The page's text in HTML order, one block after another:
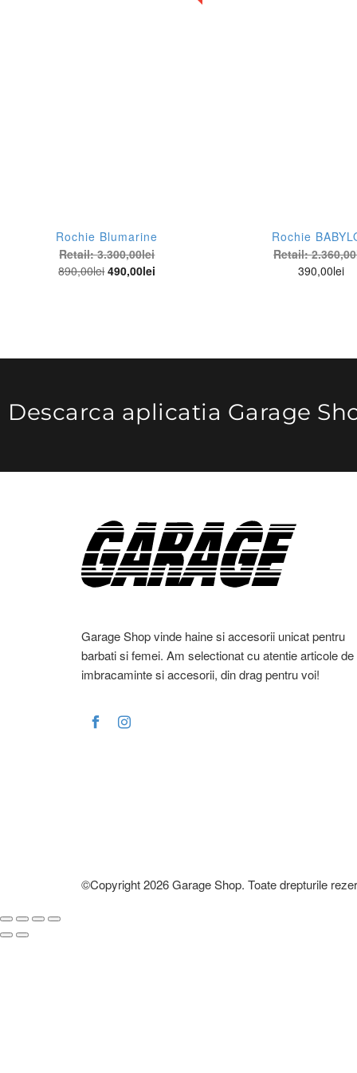
Rochie Blumarine
Retail:3.300,00lei
890,00lei 490,00lei
Rochie
Retail:2.360,00
390,00lei
Descarca aplicatia Garage
Garage Shop vinde haine si accesorii unicat pentru
barbati si femei. Am selectionat cu atentie articole de
imbracaminte si accesorii, din drag pentru voi!
©Copyright 2026 Garage Shop. Toate drepturile